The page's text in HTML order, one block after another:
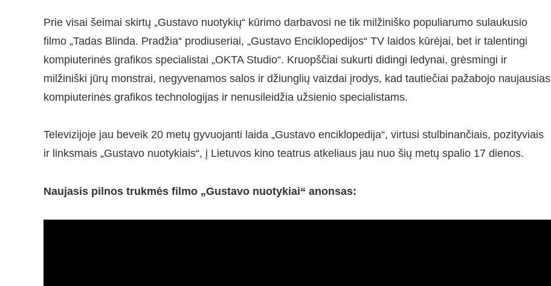
Prie visai šeimai skirtų „Gustavo nuotykių“ kūrimo darbavosi ne tik milžiniško populiarumo sulaukusio
filmo „Tadas Blinda. Pradžia“ prodiuseriai, „Gustavo Enciklopedijos“ TV laidos kūrėjai, bet ir talentingi
kompiuterinės grafikos specialistai „OKTA Studio“. Kruopščiai sukurti didingi ledynai, grėsmingi ir
milžiniški jūrų monstrai, negyvenamos salos ir džiunglių vaizdai įrodys, kad tautiečiai pažabojo naujausias
kompiuterinės grafikos technologijas ir nenusileidžia užsienio specialistams.
Televizijoje jau beveik 20 metų gyvuojanti laida „Gustavo enciklopedija“, virtusi stulbinančiais, pozityviais
ir linksmais „Gustavo nuotykiais“, į Lietuvos kino teatrus atkeliaus jau nuo šių metų spalio 17 dienos.
Naujasis pilnos trukmės filmo „Gustavo nuotykiai“ anonsas: